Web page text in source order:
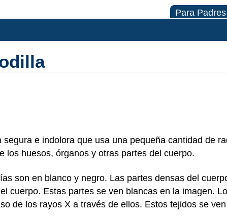
Para Padres
segura e indolora que usa una pequeña cantidad de
los huesos, órganos y otras partes del cuerpo.
son en blanco y negro. Las partes densas del
cuerpo. Estas partes se ven blancas en la imagen.
de los rayos X a través de ellos. Estos tejidos se